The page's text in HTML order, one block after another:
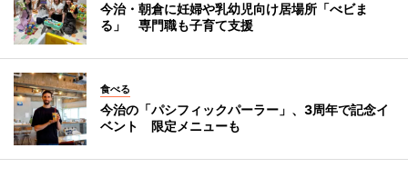
今治・朝倉に妊婦や乳幼児向け居場所「べビま
る」 専門職も子育て支援
食べる
今治の「パシフィックパーラー」、3周年で記念イ
ベント 限定メニューも